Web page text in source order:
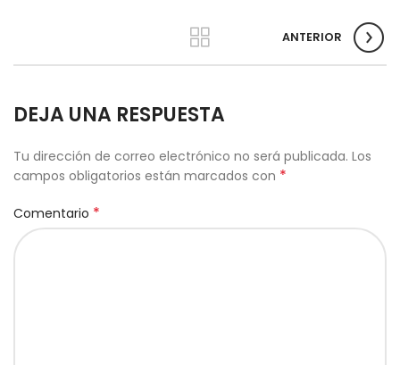
ANTERIOR
DEJA UNA RESPUESTA
Tu dirección de correo electrónico no será publicada. Los
campos obligatorios están marcados con *
Comentario *